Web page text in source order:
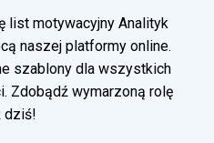
list motywacyjny Analityk
naszej platformy online.
szablony dla wszystkich
Zdobądź wymarzoną rolę
dziś!